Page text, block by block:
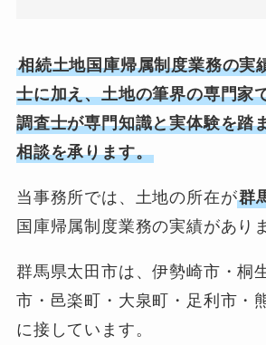
相続土地国庫帰属制度業務の実
士に加え、土地の筆界の専門家
調査士が専門知識と実体験を踏
相談を承ります。
当事務所では、土地の所在が群
国庫帰属制度業務の実績があり
群馬県太田市は、伊勢崎市・桐
市・邑楽町・大泉町・足利市・
に接しています。